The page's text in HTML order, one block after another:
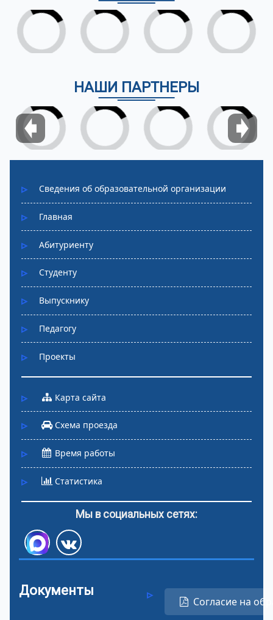
НАШИ ПАРТНЕРЫ
Сведения об образовательной организации
Главная
Абитуриенту
Студенту
Выпускнику
Педагогу
Проекты
Карта сайта
Схема проезда
Время работы
Статистика
Мы в социальных сетях:
Документы
Согласие на